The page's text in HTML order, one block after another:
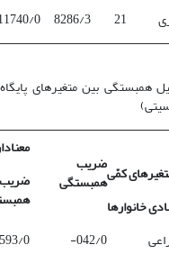
21
8286/3
0
همبستگی بین متغیرهای
کمّی
خانوارها
ضریب
همبستگی
ضریب
042/0-
593/0